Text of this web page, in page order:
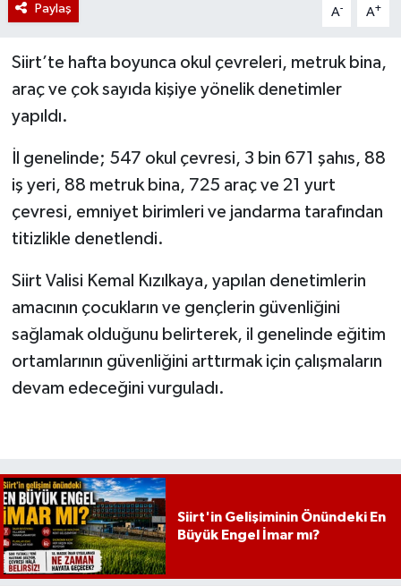
Paylaş A- A+
Siirt’te hafta boyunca okul çevreleri, metruk bina,
araç ve çok sayıda kişiye yönelik denetimler
yapıldı.
İl genelinde; 547 okul çevresi, 3 bin 671 şahıs, 88
iş yeri, 88 metruk bina, 725 araç ve 21 yurt
çevresi, emniyet birimleri ve jandarma tarafından
titizlikle denetlendi.
Siirt Valisi Kemal Kızılkaya, yapılan denetimlerin
amacının çocukların ve gençlerin güvenliğini
sağlamak olduğunu belirterek, il genelinde eğitim
ortamlarının güvenliğini arttırmak için çalışmaların
devam edeceğini vurguladı.
Siirt'in Gelişiminin Önündeki En
Büyük Engel İmar mı?